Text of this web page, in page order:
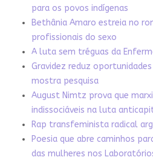
para os povos indígenas
Bethânia Amaro estreia no
profissionais do sexo
A luta sem tréguas da
Gravidez reduz
mostra pesquisa
August Nimtz prova que
indissociáveis na luta
Rap transfeminista radical
Poesia que abre caminhos
das mulheres nos